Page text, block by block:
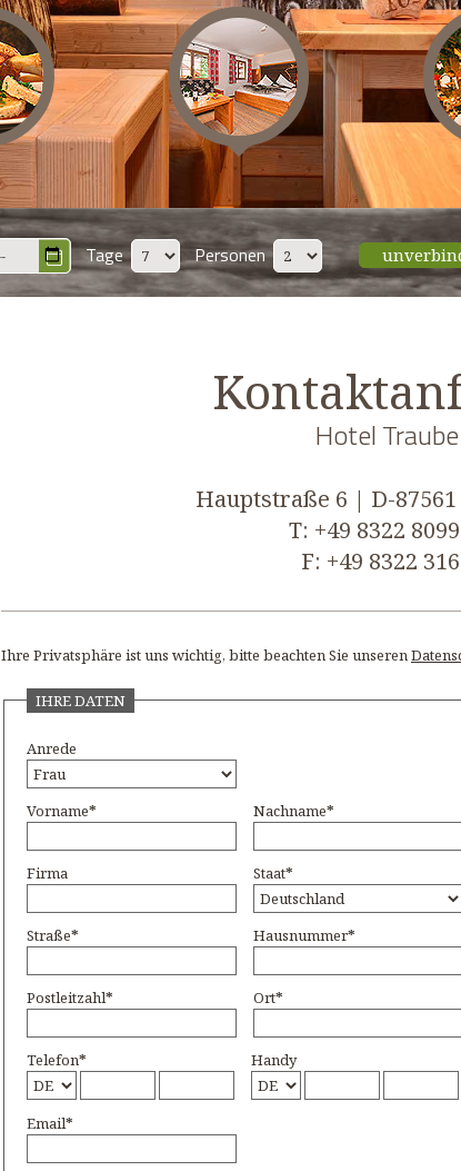
Tage Personen
Hotel Traube
Hauptstraße 6 | D-
T: +49 8322
F: +49 8322
Ihre Privatsphäre ist uns wichtig, bitte beachten Sie unseren
IHRE DATEN
Anrede
Vorname* Nachname*
Firma Staat*
Straße* Hausnummer*
Postleitzahl* Ort*
Telefon* Handy
Email*